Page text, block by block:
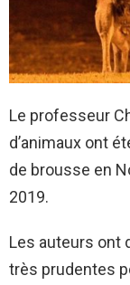
Le professeur
d’animaux ont
de brousse en
2019.
Les auteurs ont
très prudentes